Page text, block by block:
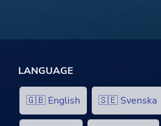
LANGUAGE
🇬🇧 English 🇸🇪 Svenska